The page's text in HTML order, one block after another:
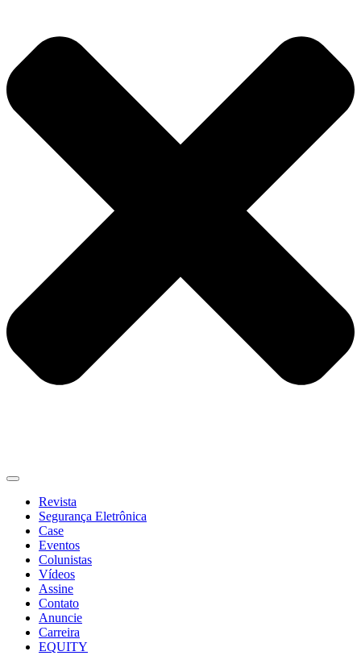
Revista
Segurança Eletrônica
Case
Eventos
Colunistas
Vídeos
Assine
Contato
Anuncie
Carreira
EQUITY